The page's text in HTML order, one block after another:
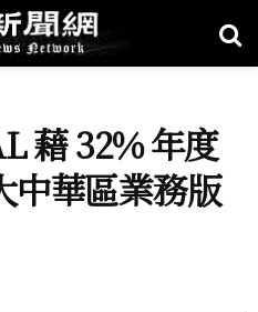
藉 32% 年度
中華區業務版